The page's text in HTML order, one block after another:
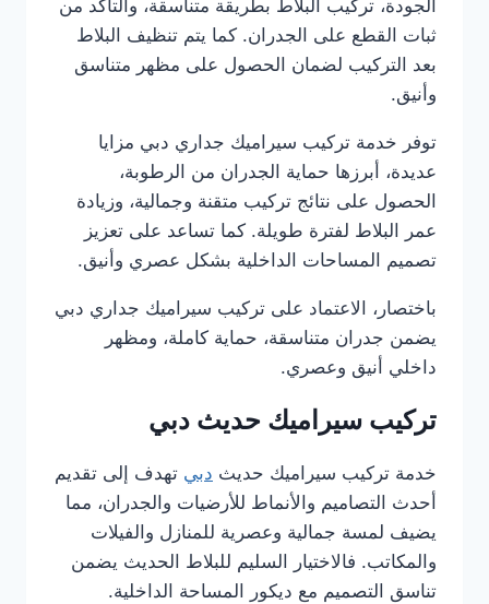
الجودة، تركيب البلاط بطريقة متناسقة، والتأكد من
ثبات القطع على الجدران. كما يتم تنظيف البلاط
بعد التركيب لضمان الحصول على مظهر متناسق
وأنيق.
توفر خدمة تركيب سيراميك جداري دبي مزايا
عديدة، أبرزها حماية الجدران من الرطوبة،
الحصول على نتائج تركيب متقنة وجمالية، وزيادة
عمر البلاط لفترة طويلة. كما تساعد على تعزيز
تصميم المساحات الداخلية بشكل عصري وأنيق.
باختصار، الاعتماد على تركيب سيراميك جداري دبي
يضمن جدران متناسقة، حماية كاملة، ومظهر
داخلي أنيق وعصري.
تركيب سيراميك حديث دبي
خدمة تركيب سيراميك حديث دبي تهدف إلى تقديم
أحدث التصاميم والأنماط للأرضيات والجدران، مما
يضيف لمسة جمالية وعصرية للمنازل والفيلات
والمكاتب. فالاختيار السليم للبلاط الحديث يضمن
تناسق التصميم مع ديكور المساحة الداخلية.